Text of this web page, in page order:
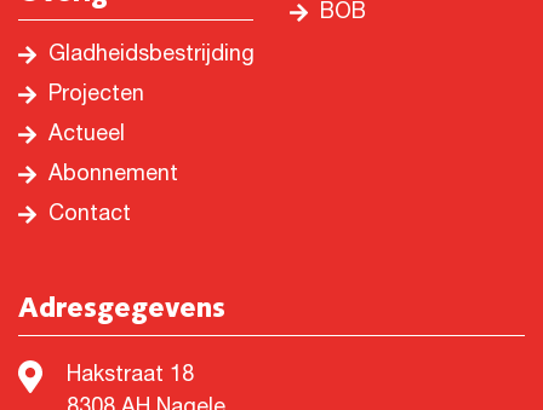
BOB
Gladheidsbestrijding
Projecten
Actueel
Abonnement
Contact
Adresgegevens
Hakstraat 18